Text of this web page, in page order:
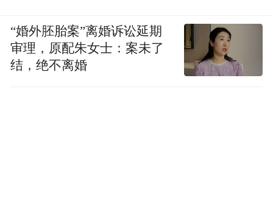
“婚外胚胎案”离婚诉讼延期
审理，原配朱女士：案未了
结，绝不离婚